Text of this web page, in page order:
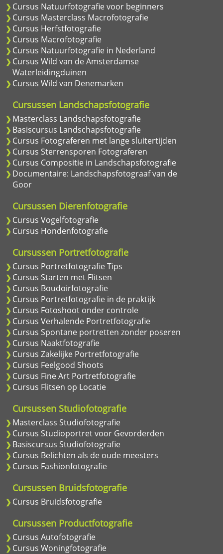
Cursus Natuurfotografie voor beginners
Cursus Masterclass Macrofotografie
Cursus Herfstfotografie
Cursus Macrofotografie
Cursus Natuurfotografie in Nederland
Cursus Wild van de Amsterdamse
Waterleidingduinen
Cursus Wild van Denemarken
Cursussen Landschapsfotografie
Masterclass Landschapsfotografie
Basiscursus Landschapsfotografie
Cursus Fotograferen met lange sluitertijden
Cursus Sterrensporen Fotograferen
Cursus Compositie in Landschapsfotografie
Documentaire: Landschapsfotograaf van de
Goor
Cursussen Dierenfotografie
Cursus Vogelfotografie
Cursus Hondenfotografie
Cursussen Portretfotografie
Cursus Portretfotografie Tips
Cursus Starten met Flitsen
Cursus Boudoirfotografie
Cursus Portretfotografie in de praktijk
Cursus Fotoshoot onder controle
Cursus Verhalende Portretfotografie
Cursus Spontane portretten zonder poseren
Cursus Naaktfotografie
Cursus Zakelijke Portretfotografie
Cursus Feelgood Shoots
Cursus Fine Art Portretfotografie
Cursus Flitsen op Locatie
Cursussen Studiofotografie
Masterclass Studiofotografie
Cursus Studioportret voor Gevorderden
Basiscursus Studiofotografie
Cursus Belichten als de oude meesters
Cursus Fashionfotografie
Cursussen Bruidsfotografie
Cursus Bruidsfotografie
Cursussen Productfotografie
Cursus Autofotografie
Cursus Woningfotografie